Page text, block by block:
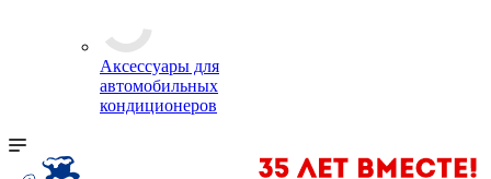
Аксессуары для
автомобильных
кондиционеров